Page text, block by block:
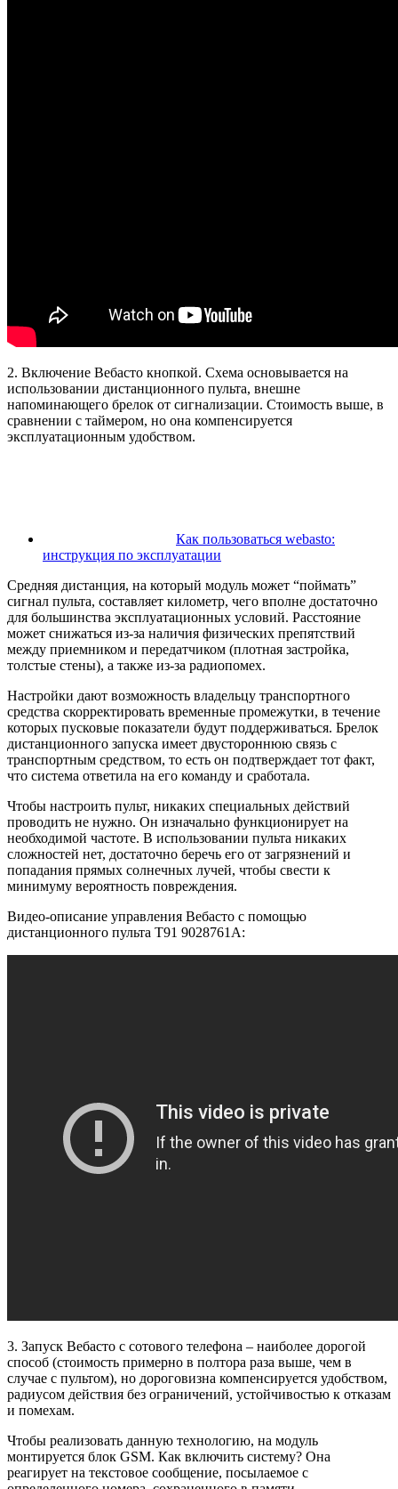
2. Включение Вебасто кнопкой. Схема основывается на
использовании дистанционного пульта, внешне
напоминающего брелок от сигнализации. Стоимость выше, в
сравнении с таймером, но она компенсируется
эксплуатационным удобством.
Как пользоваться webasto:
инструкция по эксплуатации
Средняя дистанция, на который модуль может “поймать”
сигнал пульта, составляет километр, чего вполне достаточно
для большинства эксплуатационных условий. Расстояние
может снижаться из-за наличия физических препятствий
между приемником и передатчиком (плотная застройка,
толстые стены), а также из-за радиопомех.
Настройки дают возможность владельцу транспортного
средства скорректировать временные промежутки, в течение
которых пусковые показатели будут поддерживаться. Брелок
дистанционного запуска имеет двустороннюю связь с
транспортным средством, то есть он подтверждает тот факт,
что система ответила на его команду и сработала.
Чтобы настроить пульт, никаких специальных действий
проводить не нужно. Он изначально функционирует на
необходимой частоте. В использовании пульта никаких
сложностей нет, достаточно беречь его от загрязнений и
попадания прямых солнечных лучей, чтобы свести к
минимуму вероятность повреждения.
Видео-описание управления Вебасто с помощью
дистанционного пульта T91 9028761A:
3. Запуск Вебасто с сотового телефона – наиболее дорогой
способ (стоимость примерно в полтора раза выше, чем в
случае с пультом), но дороговизна компенсируется удобством,
радиусом действия без ограничений, устойчивостью к отказам
и помехам.
Чтобы реализовать данную технологию, на модуль
монтируется блок GSM. Как включить систему? Она
реагирует на текстовое сообщение, посылаемое с